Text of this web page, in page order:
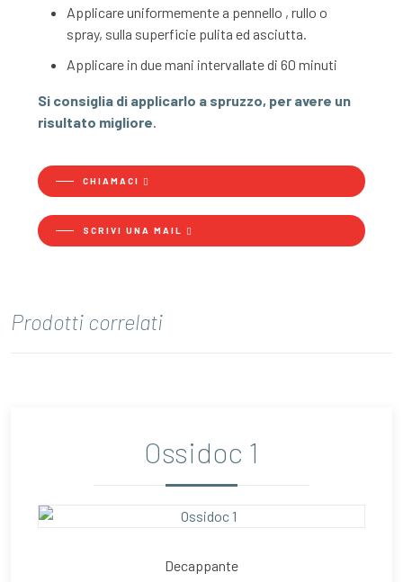
Applicare uniformemente a pennello , rullo o
spray, sulla superficie pulita ed asciutta.
Applicare in due mani intervallate di 60 minuti
Si consiglia di applicarlo a spruzzo, per avere un
risultato migliore.
CHIAMACI
SCRIVI UNA MAIL
Prodotti correlati
Ossidoc 1
Decappante